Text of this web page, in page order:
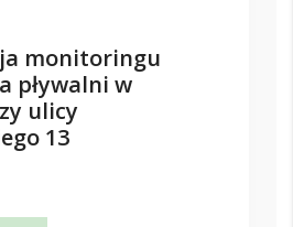
monitoringu
pływalni w
ulicy
13